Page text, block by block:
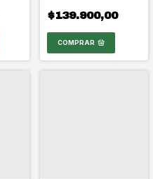
$139.900,00
COMPRAR